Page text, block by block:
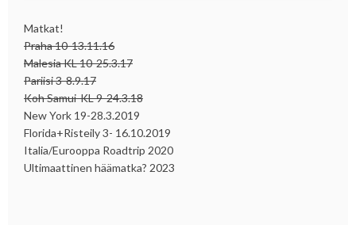
Matkat!
Praha 10-13.11.16
Malesia KL 10-25.3.17
Pariisi 3-8.9.17
Koh Samui-KL 9-24.3.18
New York 19-28.3.2019
Florida+Risteily 3- 16.10.2019
Italia/Eurooppa Roadtrip 2020
Ultimaattinen häämatka? 2023